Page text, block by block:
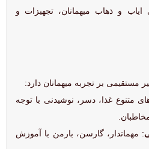
ایاب و ذهاب میهمانان، تجهیزات و
مستقیمی بر تجربه میهمانان دارد:
متنوع غذا، دسر، نوشیدنی با توجه
: مهماندار، گارسن، بارمن با آموزش